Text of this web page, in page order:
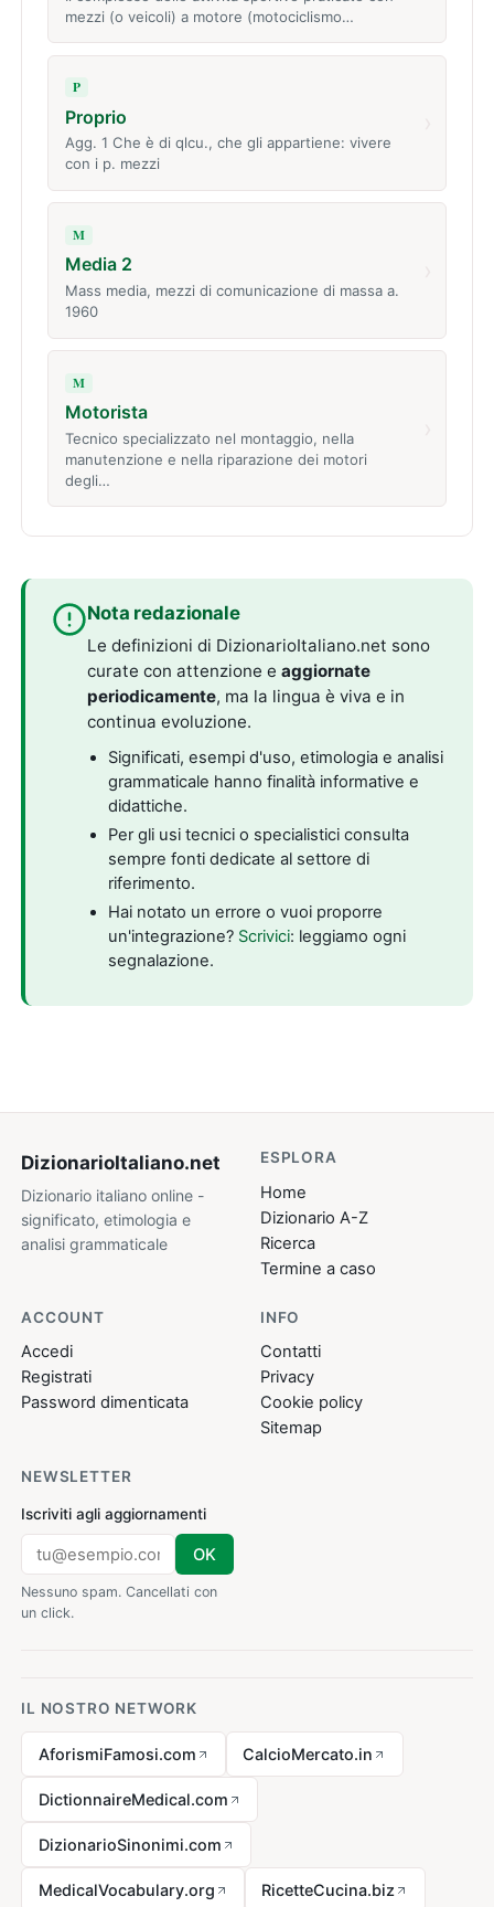
mezzi (o veicoli) a motore (motociclismo…
P
Proprio
Agg. 1 Che è di qlcu., che gli appartiene: vivere
con i p. mezzi
M
Media 2
Mass media, mezzi di comunicazione di massa a.
1960
M
Motorista
Tecnico specializzato nel montaggio, nella
manutenzione e nella riparazione dei motori
degli…
Nota redazionale
Le definizioni di DizionarioItaliano.net sono
curate con attenzione eaggiornate
periodicamente, ma la lingua è viva e in
continua evoluzione.
Significati, esempi d'uso, etimologia e analisi
grammaticale hanno finalità informative e
didattiche.
Per gli usi tecnici o specialistici consulta
sempre fonti dedicate al settore di
riferimento.
Hai notato un errore o vuoi proporre
un'integrazione? Scrivici: leggiamo ogni
segnalazione.
DizionarioItaliano.net
Dizionario italiano online -
significato, etimologia e
analisi grammaticale
ESPLORA
Home
Dizionario A-Z
Ricerca
Termine a caso
ACCOUNT
Accedi
Registrati
Password dimenticata
INFO
Contatti
Privacy
Cookie policy
Sitemap
NEWSLETTER
Iscriviti agli aggiornamenti
OK
Nessuno spam. Cancellati con
un click.
IL NOSTRO NETWORK
AforismiFamosi.com CalcioMercato.in
DictionnaireMedical.com
DizionarioSinonimi.com
MedicalVocabulary.org RicetteCucina.biz